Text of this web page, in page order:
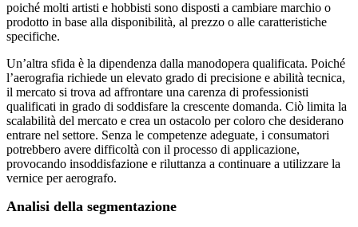
poiché molti artisti e hobbisti sono disposti a cambiare marchio o
prodotto in base alla disponibilità, al prezzo o alle caratteristiche
specifiche.
Un’altra sfida è la dipendenza dalla manodopera qualificata. Poiché
l’aerografia richiede un elevato grado di precisione e abilità tecnica,
il mercato si trova ad affrontare una carenza di professionisti
qualificati in grado di soddisfare la crescente domanda. Ciò limita la
scalabilità del mercato e crea un ostacolo per coloro che desiderano
entrare nel settore. Senza le competenze adeguate, i consumatori
potrebbero avere difficoltà con il processo di applicazione,
provocando insoddisfazione e riluttanza a continuare a utilizzare la
vernice per aerografo.
Analisi della segmentazione